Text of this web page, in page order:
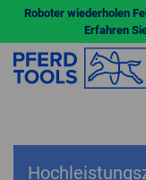
Roboter wiederholen
Erfahren